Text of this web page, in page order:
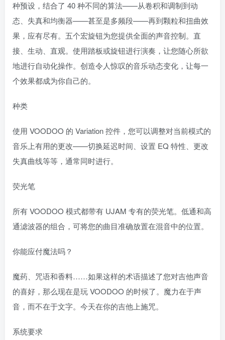
种预设，结合了 40 种不同的算法——从卷积和调制到动
态、失真和均衡器——甚至是多频段——再到颗粒和扭曲效
果，应有尽有。五个宏旋钮为您提供全面的声音控制。直
接、生动、直观。使用踏板或旋钮进行演奏，让您随心所欲
地进行自动化操作。创造令人惊叹的音乐动态变化，让每一
个效果都成为你自己的。
种类
使用 VOODOO 的 Variation 控件，您可以调整对当前模式的
音乐上有用的更改——切换延迟时间、设置 EQ 特性、更改
失真曲线等等，通常同时进行。
荧光笔
所有 VOODOO 模式都带有 UJAM 专有的荧光笔。低通和高
通滤波器的组合，可将您的曲目准确放置在混音中的位置。
你能应付魔法吗？
魔药、咒语和香料……如果这样的术语描述了您对吉他声音
的喜好，那么现在是玩 VOODOO 的时候了。魔力在于声
音，而不在于文字。今天在你的吉他上施咒。
系统要求